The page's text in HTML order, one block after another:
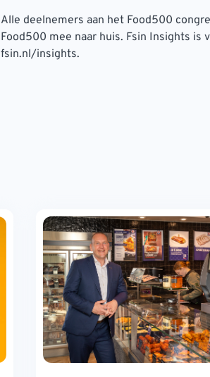
Alle deelnemers aan het Food500
Food500 mee naar huis. Fsin Insights is
fsin.nl/insights.